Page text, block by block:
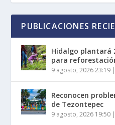
PUBLICACIONES
Hidalgo plantará
para
9 agosto, 2026 23:19 |
Reconocen
de Tezontepec
9 agosto, 2026 19:50 |